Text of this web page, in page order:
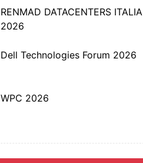
RENMAD DATACENTERS ITALIA
2026
Dell Technologies Forum 2026
WPC 2026